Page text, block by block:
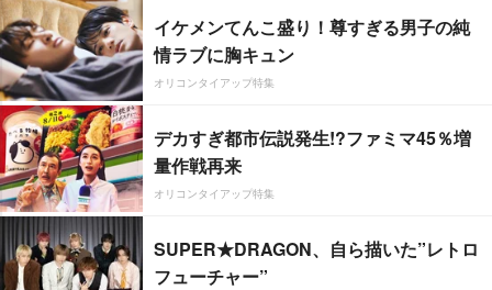
イケメンてんこ盛り！尊すぎる男子の純
情ラブに胸キュン
オリコンタイアップ特集
デカすぎ都市伝説発生!?ファミマ45％増
量作戦再来
オリコンタイアップ特集
SUPER★DRAGON、自ら描いた”レトロ
フューチャー”